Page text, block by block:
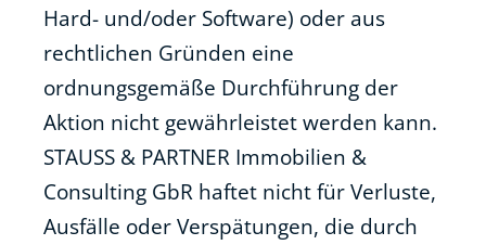
Hard- und/oder Software) oder aus
rechtlichen Gründen eine
ordnungsgemäße Durchführung der
Aktion nicht gewährleistet werden kann.
STAUSS & PARTNER Immobilien &
Consulting GbR haftet nicht für Verluste,
Ausfälle oder Verspätungen, die durch